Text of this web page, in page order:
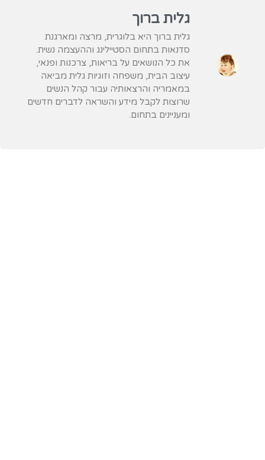
גלית ברוך
גלית ברוך היא בלוגרית, מרצה ומארגנת
סדנאות בתחום הסטיילינג וההעצמה נשית.
את כל הנושאים על בריאות, צרכנות ופנאי,
עיצוב הבית, משפחה וזוגיות גלית מביאה
במאמריה והרצאותיה עבור קהל הנשים
שרוצות לקבל מידע והשראה לדברים חדשים
ומעניינים בתחום.